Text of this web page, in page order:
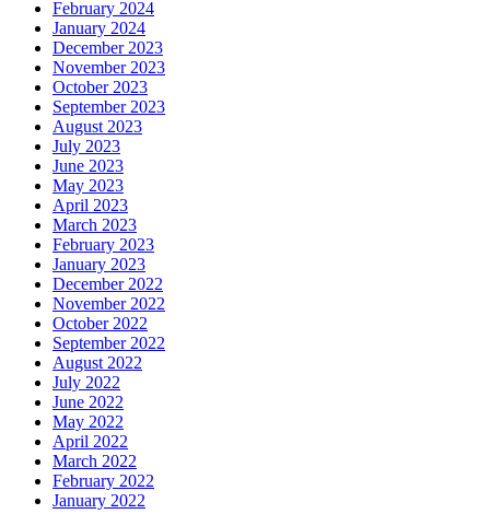
February 2024
January 2024
December 2023
November 2023
October 2023
September 2023
August 2023
July 2023
June 2023
May 2023
April 2023
March 2023
February 2023
January 2023
December 2022
November 2022
October 2022
September 2022
August 2022
July 2022
June 2022
May 2022
April 2022
March 2022
February 2022
January 2022